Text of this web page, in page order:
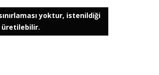
yoktur, istenildiği
üretilebilir.